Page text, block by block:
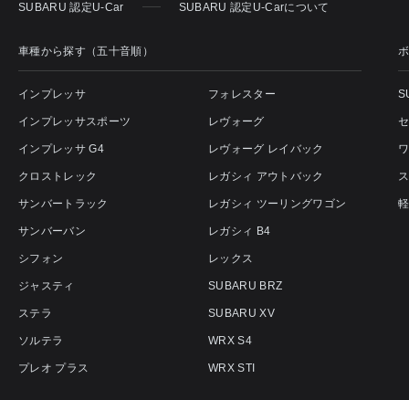
SUBARU 認定U-Car SUBARU 認定U-Carについて
車種から探す（五十音順）
インプレッサ
インプレッサスポーツ
インプレッサ G4
クロストレック
サンバートラック
サンバーバン
シフォン
ジャスティ
ステラ
ソルテラ
プレオ プラス
フォレスター
レヴォーグ
レヴォーグ レイバック
レガシィ アウトバック
レガシィ ツーリングワゴン
レガシィ B4
レックス
SUBARU BRZ
SUBARU XV
WRX S4
WRX STI